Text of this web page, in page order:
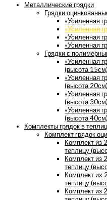
Металлические грядки
Грядки
«Усиленная
«Усиленная
«Усиленная
«Усиленная
Грядки с
«Усиленная
(высота 15см)
«Усиленная
(высота 20см)
«Усиленная
(высота 30см)
«Усиленная
(высота 40см)
Комплекты грядок в
Комплект грядок
Комплект из
теплицу
Комплект из
теплицу
Комплект их
теплицу
Комплект из